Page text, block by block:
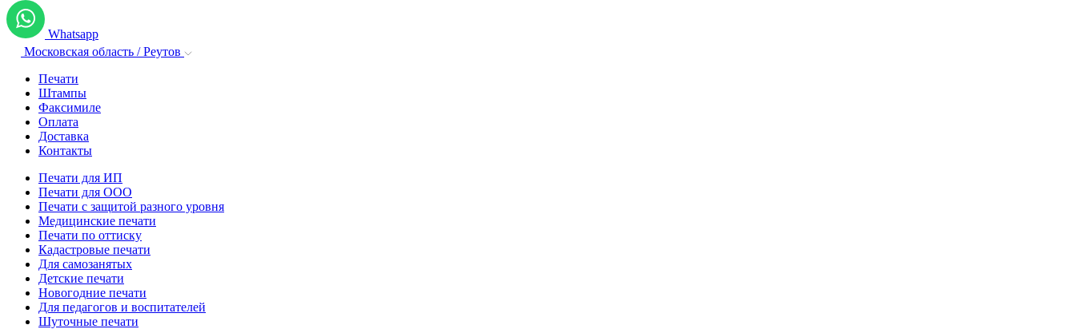
Whatsapp
Московская область / Реутов
Печати
Штампы
Факсимиле
Оплата
Доставка
Контакты
Печати для ИП
Печати для ООО
Печати с защитой разного уровня
Медицинские печати
Печати по оттиску
Кадастровые печати
Для самозанятых
Детские печати
Новогодние печати
Для педагогов и воспитателей
Шуточные печати